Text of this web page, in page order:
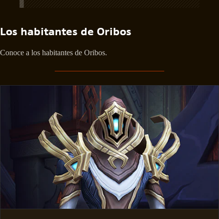
Los habitantes de Oribos
Conoce a los habitantes de Oribos.